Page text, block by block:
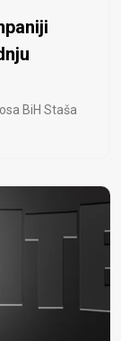
BiH Staša